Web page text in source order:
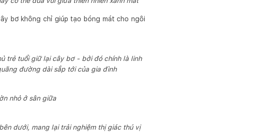
bơ không chỉ giúp tạo bóng mát cho ngôi
trẻ tuổi giữ lại cây bơ - bởi đó chính là linh
đường dài sắp tới của gia đình
nhỏ ở sân giữa
dưới, mang lại trải nghiệm thị giác thú vị